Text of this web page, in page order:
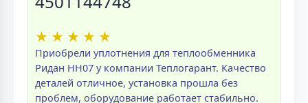
★ ★ ★ ★ ★
Приобрели уплотнения для теплообменника
Ридан НН07 у компании Теплогарант. Качество
деталей отличное, установка прошла без
проблем, оборудование работает стабильно.